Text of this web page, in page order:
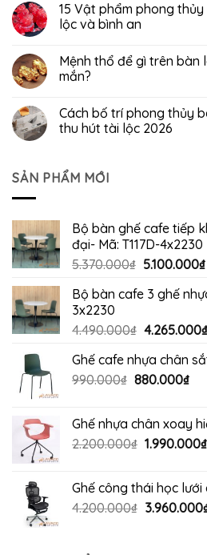
15 Vật phẩm phong
lộc và bình an
Mệnh thổ để gì trên bàn
mắn?
Cách bố trí phong thủy
thu hút tài lộc 2026
SẢN PHẨM MỚI
Bộ bàn ghế cafe tiếp
đại- Mã: T117D-4x2230
5.370.000₫ Giá
là:
5.100.000₫
Bộ bàn cafe 3 ghế
3x2230
4.490.000₫ Giá
là:
4.490.000₫.
4.265.000₫
Ghế cafe nhựa chân
990.000₫ Giá
990.000₫.
880.000₫Giá
là:
Ghế nhựa chân xoay
2.200.000₫ Giá
1.990.000₫
Ghế công thái học
4.200.000₫ Giá
3.960.000